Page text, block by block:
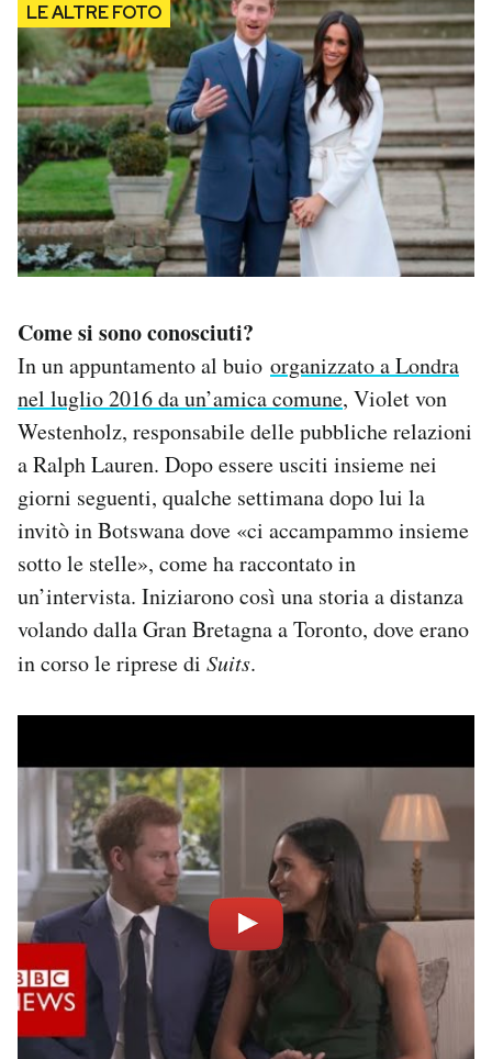
Come si sono conosciuti?
In un appuntamento al buio organizzato a Londra
nel luglio 2016 da un’amica comune, Violet von
Westenholz, responsabile delle pubbliche relazioni
a Ralph Lauren. Dopo essere usciti insieme nei
giorni seguenti, qualche settimana dopo lui la
invitò in Botswana dove «ci accampammo insieme
sotto le stelle», come ha raccontato in
un’intervista. Iniziarono così una storia a distanza
volando dalla Gran Bretagna a Toronto, dove erano
in corso le riprese di Suits.